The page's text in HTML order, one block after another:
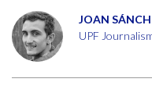
JOAN
UPF